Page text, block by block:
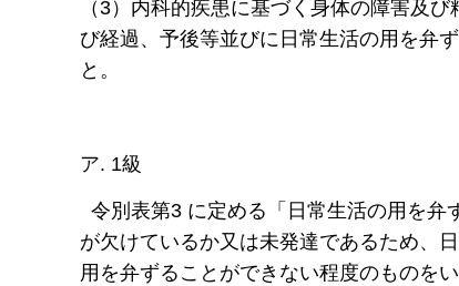
（3）内科的疾患に基づく身体の障害及
び経過、予後等並びに日常生活の用を弁
と。
ア. 1級
令別表第3 に定める「日常生活の用を弁
が欠けているか又は未発達であるため、
用を弁ずることができない程度のものを